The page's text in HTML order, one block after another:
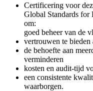
Certificering voor
Global Standards for
om:
goed beheer van de
vertrouwen te bieden
de behoefte aan
verminderen
kosten en audit-tijd
een consistente
waarborgen.